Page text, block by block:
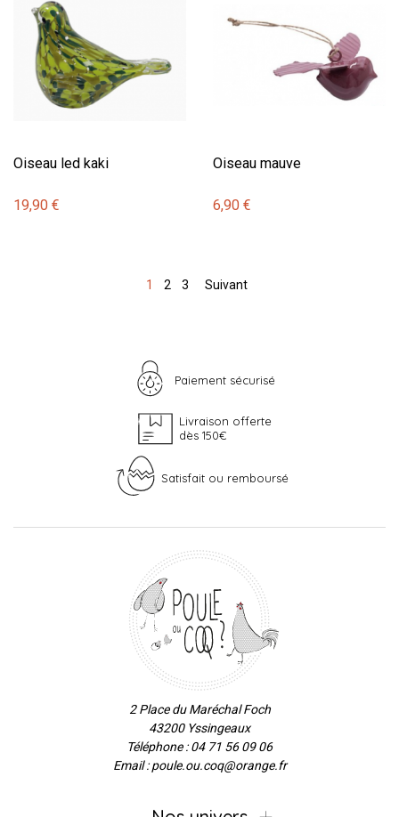
Oiseau led kaki
19,90 €
Oiseau mauve
6,90 €
1 2 3 Suivant
Paiement sécurisé
Livraison offerte
dès 150€
Satisfait ou remboursé
2 Place du Maréchal Foch
43200 Yssingeaux
Téléphone : 04 71 56 09 06
Email : poule.ou.coq@orange.fr